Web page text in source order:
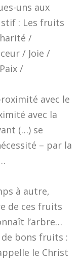
uns aux
: Les fruits
/
/ Joie /
/
avec le
avec la
(…) se
– par la
à autre,
de ces fruits
l’arbre…
bons fruits :
le Christ